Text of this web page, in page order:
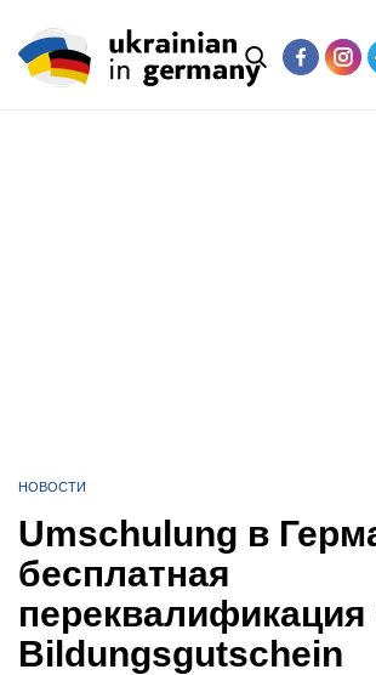
НОВОСТИ
Umschulung в
бесплатная
переквалификация
Bildungsgutschein